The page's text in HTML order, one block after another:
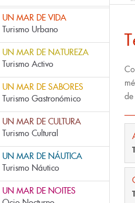
UN MAR DE VIDA
Turismo Urbano
UN MAR DE NATUREZA
Turismo Activo
UN MAR DE SABORES
Turismo Gastronómico
UN MAR DE CULTURA
Turismo Cultural
UN MAR DE NÁUTICA
Turismo Náutico
UN MAR DE NOITES
de